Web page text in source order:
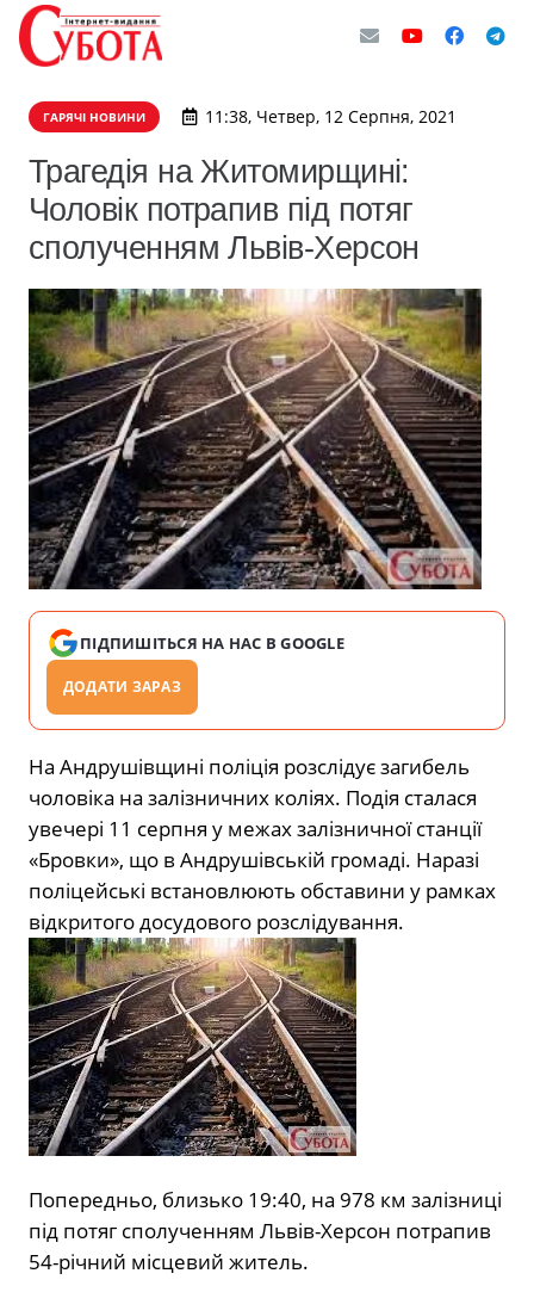
ГАРЯЧІ НОВИНИ 11:38, Четвер, 12 Серпня, 2021
Трагедія на Житомирщині:
Чоловік потрапив під потяг
сполученням Львів-Херсон
ПІДПИШІТЬСЯ НА НАС В GOOGLE
ДОДАТИ ЗАРАЗ
На Андрушівщині поліція розслідує загибель
чоловіка на залізничних коліях. Подія сталася
увечері 11 серпня у межах залізничної станції
«Бровки», що в Андрушівській громаді. Наразі
поліцейські встановлюють обставини у рамках
відкритого досудового розслідування.
Попередньо, близько 19:40, на 978 км залізниці
під потяг сполученням Львів-Херсон потрапив
54-річний місцевий житель.